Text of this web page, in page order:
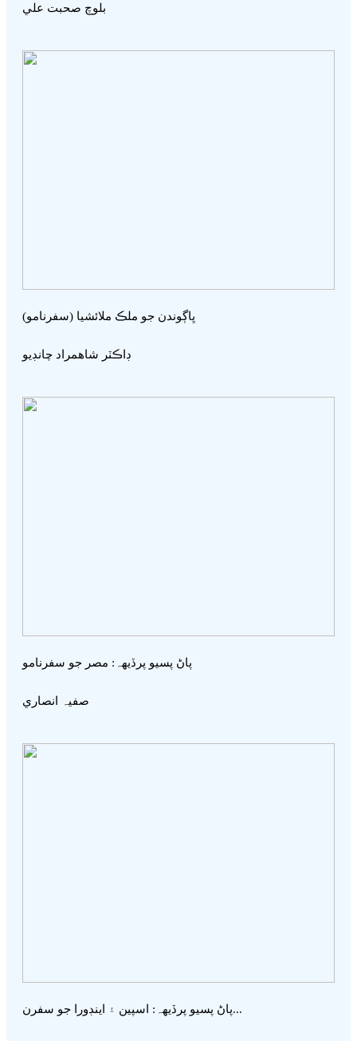
بلوچ صحبت علي
ڀاڳوندن جو ملڪ ملائشيا (سفرنامو)
ڊاڪٽر شاھمراد چانڊيو
پاڻ پسيو پرڏيھہ: مصر جو سفرنامو
صفيہ انصاري
پاڻ پسيو پرڏيھہ: اسپين ۽ اينڊورا جو سفرن...